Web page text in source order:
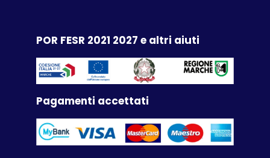
POR FESR 2021 2027 e altri aiuti
Pagamenti accettati